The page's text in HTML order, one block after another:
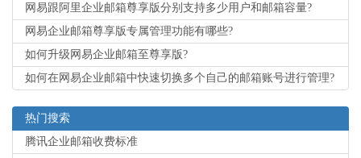
网易跟阿里企业邮箱尊享版分别支持多少用户和邮箱容量?
网易企业邮箱尊享版专属管理功能有哪些?
如何升级网易企业邮箱至尊享版?
如何在网易企业邮箱中快速切换多个自己的邮箱账号进行管理?
热门搜索
腾讯企业邮箱收费标准